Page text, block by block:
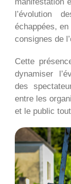
l’évolution
échappées,
consignes de
Cette
dynamiser
des
entre les
et le public